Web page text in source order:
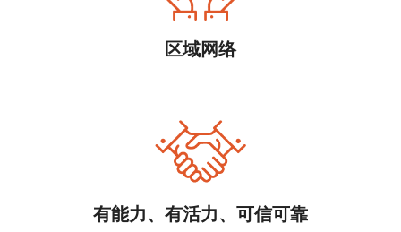
区域网络
有能力、有活力、可信可靠